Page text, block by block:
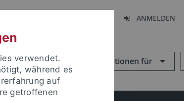
ANMELDEN
Informationen für
verwendet.
während es
auf
getroffenen